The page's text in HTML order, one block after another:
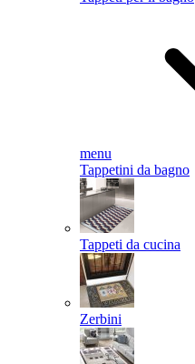
menu
Tappetini da bagno
Tappeti da cucina
Zerbini